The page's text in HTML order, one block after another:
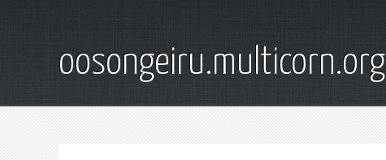
oosongeiru.multicorn.org